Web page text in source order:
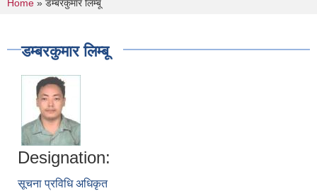
You are here
Home » डम्बरकुमार लिम्बू
डम्बरकुमार लिम्बू
Designation:
सूचना प्रविधि अधिकृत